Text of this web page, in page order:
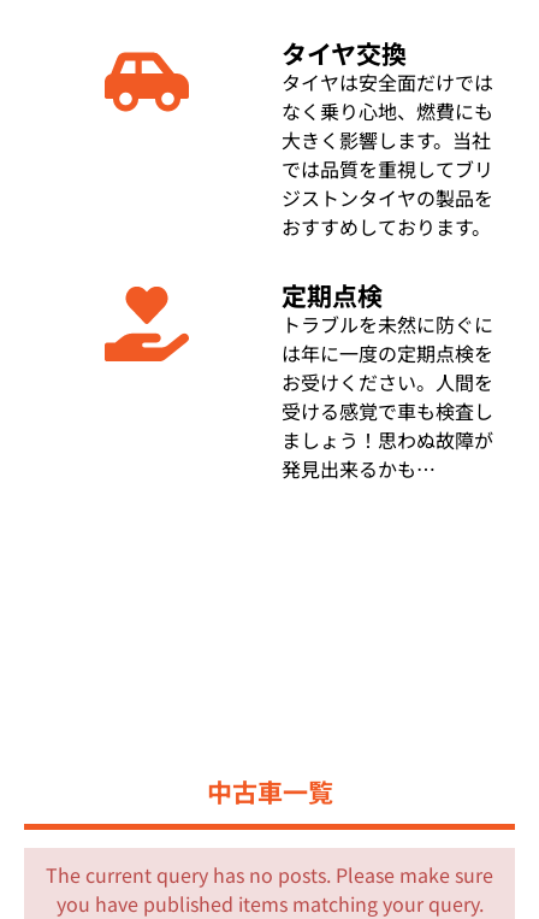
タイヤ交換
タイヤは安全面だけでは
なく乗り心地、燃費にも
大きく影響します。当社
では品質を重視してブリ
ジストンタイヤの製品を
おすすめしております。
定期点検
トラブルを未然に防ぐに
は年に一度の定期点検を
お受けください。人間を
受ける感覚で車も検査し
ましょう！思わぬ故障が
発見出来るかも…
中古車一覧
The current query has no posts. Please make sure
you have published items matching your query.